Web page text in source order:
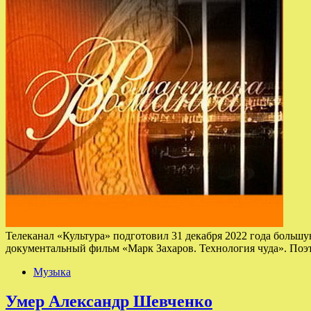
Телеканал «Культура» подготовил 31 декабря 2022 года
документальный фильм «Марк Захаров. Технология чуда».
Музыка
Умер Александр Шевченко